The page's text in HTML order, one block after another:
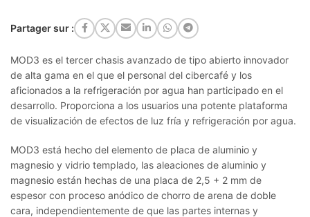
Partager sur :
MOD3 es el tercer chasis avanzado de tipo abierto innovador
de alta gama en el que el personal del cibercafé y los
aficionados a la refrigeración por agua han participado en el
desarrollo. Proporciona a los usuarios una potente plataforma
de visualización de efectos de luz fría y refrigeración por agua.
MOD3 está hecho del elemento de placa de aluminio y
magnesio y vidrio templado, las aleaciones de aluminio y
magnesio están hechas de una placa de 2,5 + 2 mm de
espesor con proceso anódico de chorro de arena de doble
cara, independientemente de que las partes internas y